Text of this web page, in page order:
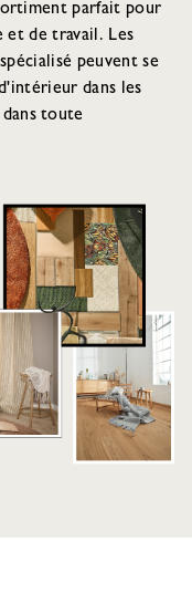
parfait pour
et de travail. Les
peuvent se
dans les
toute